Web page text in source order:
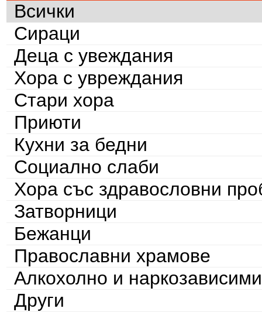
Всички
Сираци
Деца с увеждания
Хора с увреждания
Стари хора
Приюти
Кухни за бедни
Социално слаби
Хора със здравословни
Затворници
Бежанци
Православни храмове
Алкохолно и наркозависими
Други